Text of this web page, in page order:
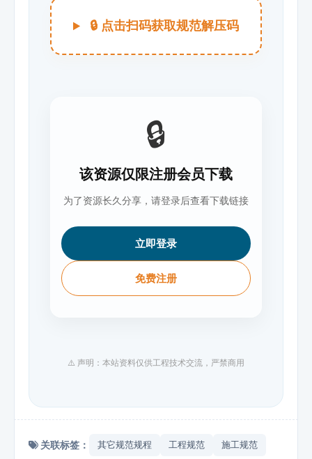
🔒 点击扫码获取规范解压码
🔒
该资源仅限注册会员下载
为了资源长久分享，请登录后查看下载链接
立即登录
免费注册
⚠️ 声明：本站资料仅供工程技术交流，严禁商用
关联标签： 其它规范规程 工程规范 施工规范